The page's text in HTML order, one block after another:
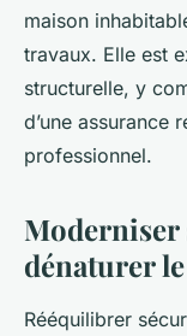
maison
travaux. Elle est
structurelle, y
d’une assurance
professionnel.
Moderniser
dénaturer
Rééquilibrer